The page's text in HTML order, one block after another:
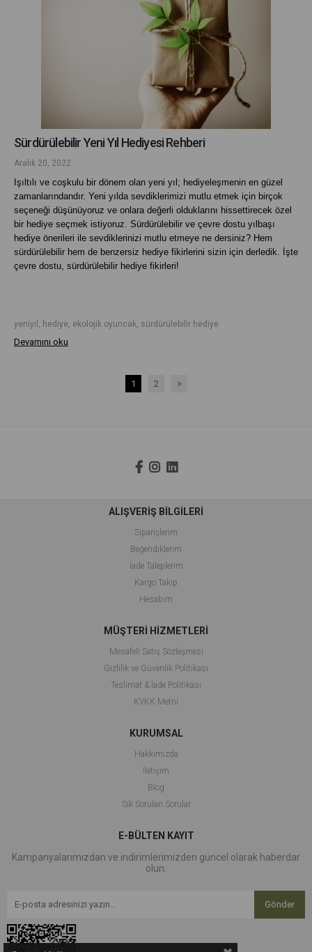
Sürdürülebilir Yeni Yıl Hediyesi Rehberi
Aralık 20, 2022
Işıltılı ve coşkulu bir dönem olan yeni yıl; hediyeleşmenin en güzel
zamanlarındandır. Yeni yılda sevdiklerimizi mutlu etmek için birçok
seçeneği düşünüyoruz ve onlara değerli olduklarını hissettirecek özel
bir hediye seçmek istiyoruz. Sürdürülebilir ve çevre dostu yılbaşı
hediye önerileri ile sevdiklerinizi mutlu etmeye ne dersiniz? Hem
sürdürülebilir hem de benzersiz hediye fikirlerini sizin için derledik. İşte
çevre dostu, sürdürülebilir hediye fikirleri!
yeniyıl, hediye, ekolojik oyuncak, sürdürülebilir hediye
Devamını oku
1 2 >
ALIŞVERİŞ BİLGİLERİ
Siparişlerim
Beğendiklerim
İade Taleplerim
Kargo Takip
Hesabım
MÜŞTERİ HİZMETLERİ
Mesafeli Satış Sözleşmesi
Gizlilik ve Güvenlik Politikası
Teslimat & İade Politikası
KVKK Metni
KURUMSAL
Hakkımızda
İletişim
Blog
Sık Sorulan Sorular
E-BÜLTEN KAYIT
Kampanyalarımızdan ve indirimlerimizden güncel olarak haberdar
olun.
Gönder